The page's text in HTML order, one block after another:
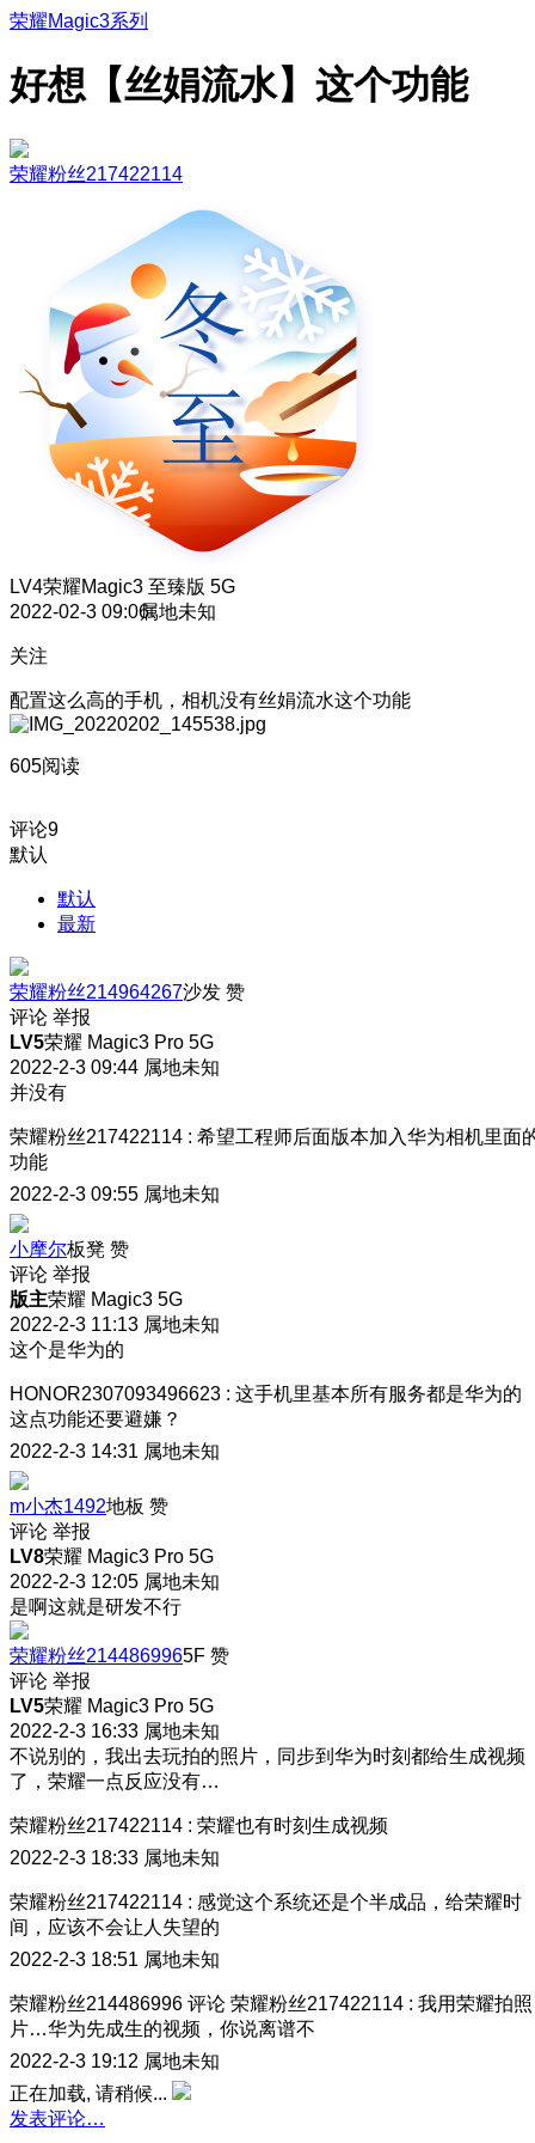
荣耀Magic3系列
好想【丝娟流水】这个功能
荣耀粉丝217422114
LV4荣耀Magic3 至臻版 5G
2022-02-3 09:06属地未知
关注
配置这么高的手机，相机没有丝娟流水这个功能
605阅读
评论9
默认
默认
最新
荣耀粉丝214964267沙发 赞
评论 举报
LV5荣耀 Magic3 Pro 5G
2022-2-3 09:44 属地未知
并没有
荣耀粉丝217422114 : 希望工程师后面版本加入华为相机里面
功能
2022-2-3 09:55 属地未知
小摩尔板凳 赞
评论 举报
版主荣耀 Magic3 5G
2022-2-3 11:13 属地未知
这个是华为的
HONOR2307093496623 : 这手机里基本所有服务都是华为的
这点功能还要避嫌？
2022-2-3 14:31 属地未知
m小杰1492地板 赞
评论 举报
LV8荣耀 Magic3 Pro 5G
2022-2-3 12:05 属地未知
是啊这就是研发不行
荣耀粉丝2144869965F 赞
评论 举报
LV5荣耀 Magic3 Pro 5G
2022-2-3 16:33 属地未知
不说别的，我出去玩拍的照片，同步到华为时刻都给生成视频
了，荣耀一点反应没有…
荣耀粉丝217422114 : 荣耀也有时刻生成视频
2022-2-3 18:33 属地未知
荣耀粉丝217422114 : 感觉这个系统还是个半成品，给荣耀时
间，应该不会让人失望的
2022-2-3 18:51 属地未知
荣耀粉丝214486996 评论 荣耀粉丝217422114 : 我用荣耀拍照
片…华为先成生的视频，你说离谱不
2022-2-3 19:12 属地未知
正在加载, 请稍候...
发表评论…